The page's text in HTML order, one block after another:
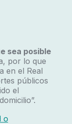
sea posible
por lo que
en el Real
públicos
el
o